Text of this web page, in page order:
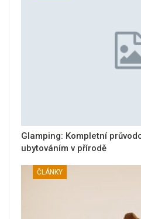
Glamping: Kompletní
ubytováním v přírodě
ČLÁNKY